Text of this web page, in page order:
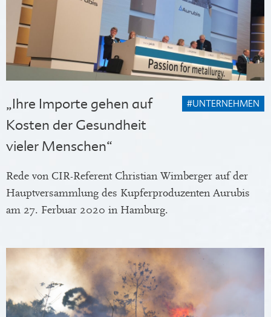
#UNTERNEHMEN
„Ihre Importe gehen auf
Kosten der Gesundheit
vieler Menschen“
Rede von CIR-Referent Christian Wimberger auf der
Hauptversammlung des Kupferproduzenten Aurubis
am 27. Ferbuar 2020 in Hamburg.